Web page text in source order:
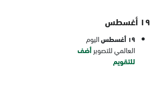
١٩ أغسطس
١٩ أغسطس
اليوم
العالمي للتصويرأضف
للتقويم